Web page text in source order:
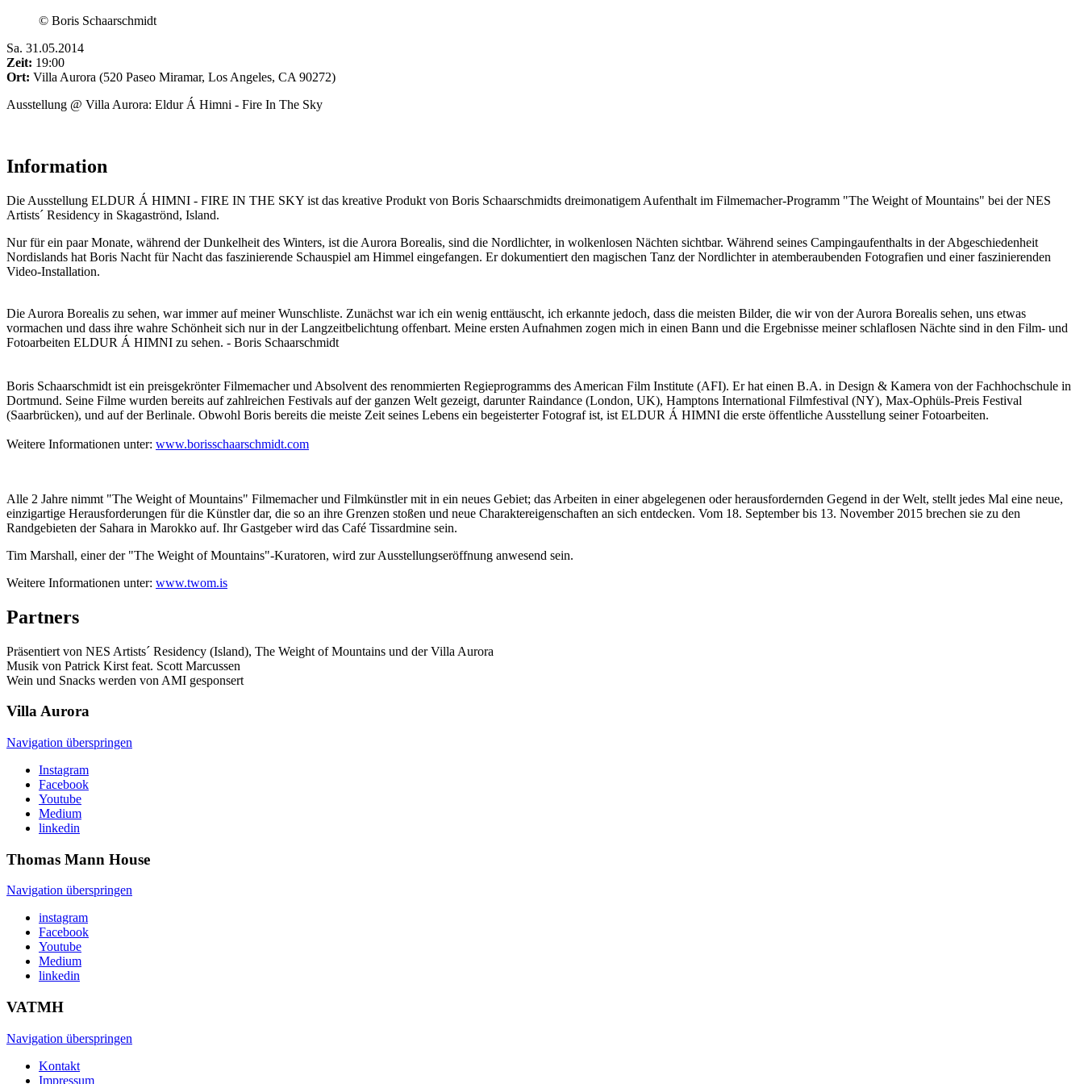
© Boris Schaarschmidt
Sa. 31.05.2014
Zeit: 19:00
Ort: Villa Aurora (520 Paseo Miramar, Los Angeles, CA 90272)
Ausstellung @ Villa Aurora: Eldur Á Himni - Fire In The Sky
Information
Die Ausstellung ELDUR Á HIMNI - FIRE IN THE SKY ist das kreative Produkt von Boris Schaarschmidts dreimonatigem Aufenthalt im Filmemacher-Programm "The Weight of Mountains" bei der NES
Artists´ Residency in Skagaströnd, Island.
Nur für ein paar Monate, während der Dunkelheit des Winters, ist die Aurora Borealis, sind die Nordlichter, in wolkenlosen Nächten sichtbar. Während seines Campingaufenthalts in der Abgeschiedenheit
Nordislands hat Boris Nacht für Nacht das faszinierende Schauspiel am Himmel eingefangen. Er dokumentiert den magischen Tanz der Nordlichter in atemberaubenden Fotografien und einer faszinierenden
Video-Installation.
Die Aurora Borealis zu sehen, war immer auf meiner Wunschliste. Zunächst war ich ein wenig enttäuscht, ich erkannte jedoch, dass die meisten Bilder, die wir von der Aurora Borealis sehen, uns etwas
vormachen und dass ihre wahre Schönheit sich nur in der Langzeitbelichtung offenbart. Meine ersten Aufnahmen zogen mich in einen Bann und die Ergebnisse meiner schlaflosen Nächte sind in den Film- und
Fotoarbeiten ELDUR Á HIMNI zu sehen. - Boris Schaarschmidt
Boris Schaarschmidt ist ein preisgekrönter Filmemacher und Absolvent des renommierten Regieprogramms des American Film Institute (AFI). Er hat einen B.A. in Design & Kamera von der Fachhochschule in
Dortmund. Seine Filme wurden bereits auf zahlreichen Festivals auf der ganzen Welt gezeigt, darunter Raindance (London, UK), Hamptons International Filmfestival (NY), Max-Ophüls-Preis Festival
(Saarbrücken), und auf der Berlinale. Obwohl Boris bereits die meiste Zeit seines Lebens ein begeisterter Fotograf ist, ist ELDUR Á HIMNI die erste öffentliche Ausstellung seiner Fotoarbeiten.
Weitere Informationen unter: www.borisschaarschmidt.com
Alle 2 Jahre nimmt "The Weight of Mountains" Filmemacher und Filmkünstler mit in ein neues Gebiet; das Arbeiten in einer abgelegenen oder herausfordernden Gegend in der Welt, stellt jedes Mal eine neue,
einzigartige Herausforderungen für die Künstler dar, die so an ihre Grenzen stoßen und neue Charaktereigenschaften an sich entdecken. Vom 18. September bis 13. November 2015 brechen sie zu den
Randgebieten der Sahara in Marokko auf. Ihr Gastgeber wird das Café Tissardmine sein.
Tim Marshall, einer der "The Weight of Mountains"-Kuratoren, wird zur Ausstellungseröffnung anwesend sein.
Weitere Informationen unter: www.twom.is
Partners
Präsentiert von NES Artists´ Residency (Island), The Weight of Mountains und der Villa Aurora
Musik von Patrick Kirst feat. Scott Marcussen
Wein und Snacks werden von AMI gesponsert
VillaAurora
Navigation überspringen
Instagram
Facebook
Youtube
Medium
linkedin
Thomas Mann House
Navigation überspringen
instagram
Facebook
Youtube
Medium
linkedin
VATMH
Navigation überspringen
Kontakt
Impressum